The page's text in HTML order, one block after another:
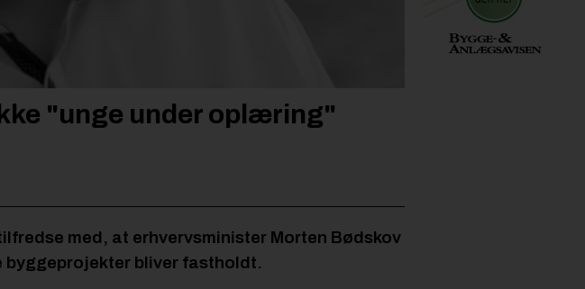
"unge under oplæring"
med, at erhvervsminister Morten Bødskov
bliver fastholdt.